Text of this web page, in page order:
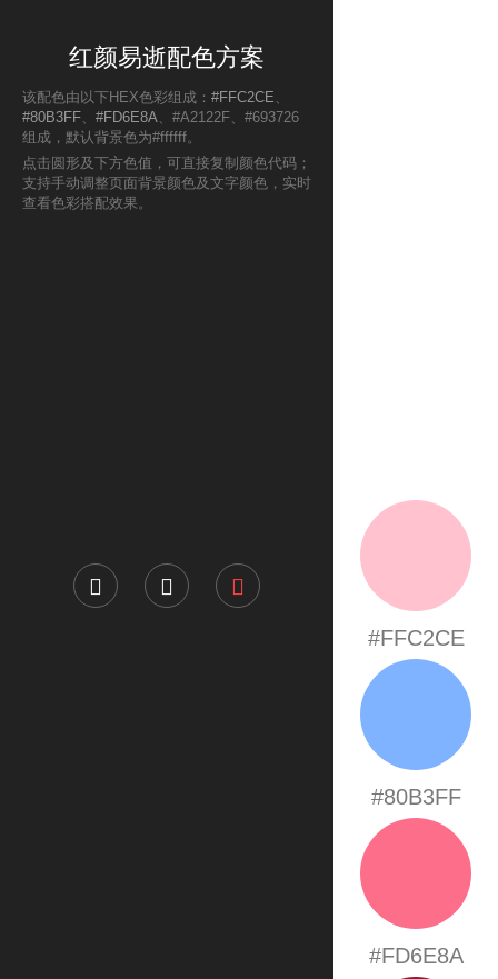
红颜易逝配色方案
该配色由以下HEX色彩组成： #FFC2CE 、
#80B3FF、 #FD6E8A、#A2122F、#693726
组成，默认背景色为#ffffff。
点击圆形及下方色值，可直接复制颜色代码；
支持手动调整页面背景颜色及文字颜色，实时
查看色彩搭配效果。
#FFC2CE
#80B3FF
#FD6E8A